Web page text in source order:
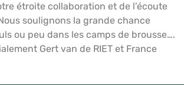
étroite collaboration et de l’écoute
soulignons la grande chance
ou peu dans les camps de brousse….
Gert van de RIET et France